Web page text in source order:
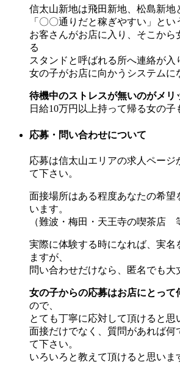
信太山新地は飛田新地、松島新地
「〇〇通りだと稼ぎやすい」とい
お客さんがお店に入り、そこから
る
スタンドと呼ばれる所へ連絡が入
女の子がお店に向かうシステムに
待機中のストレスが無いのがメリ
日給10万円以上持って帰る女の子
応募・問い合わせについて
応募は信太山エリアの求人ページ
て下さい。
面接場所はある程度あなたの希望
います。
（難波・梅田・天王寺の喫茶店
実際に体験する時になれば、実名
ますが、
問い合わせだけなら、匿名でも大
女の子からの応募はお店にとって
ので、
とても丁寧に応対して頂けると思
面接だけでなく、質問があれば何
て下さい。
いろいろと教えて頂けると思いま